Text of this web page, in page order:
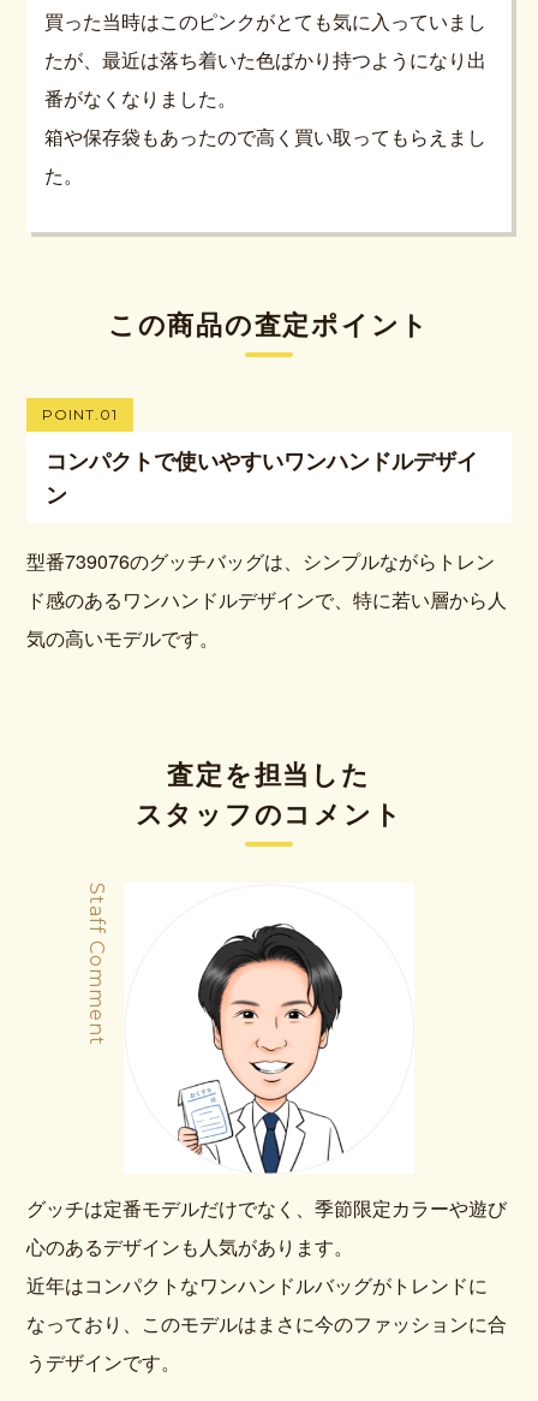
買った当時はこのピンクがとても気に入っていまし
たが、最近は落ち着いた色ばかり持つようになり出
番がなくなりました。
箱や保存袋もあったので高く買い取ってもらえまし
た。
この商品の査定ポイント
POINT.01
コンパクトで使いやすいワンハンドルデザイ
ン
型番739076のグッチバッグは、シンプルながらトレン
ド感のあるワンハンドルデザインで、特に若い層から人
気の高いモデルです。
査定を担当した
スタッフのコメント
Staff Comment
グッチは定番モデルだけでなく、季節限定カラーや遊び
心のあるデザインも人気があります。
近年はコンパクトなワンハンドルバッグがトレンドに
なっており、このモデルはまさに今のファッションに合
うデザインです。